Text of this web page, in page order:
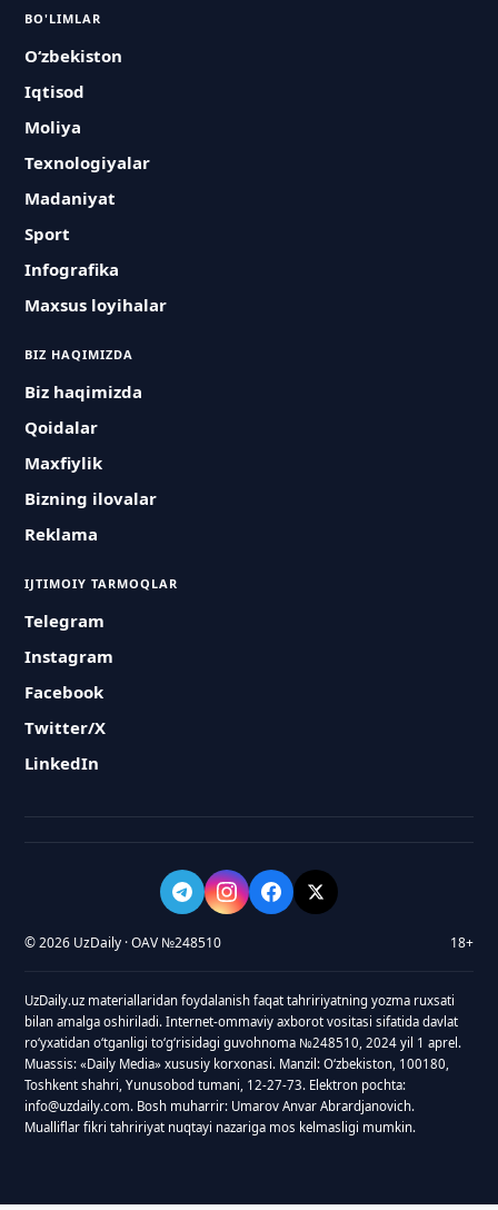
BO'LIMLAR
O‘zbekiston
Iqtisod
Moliya
Texnologiyalar
Madaniyat
Sport
Infografika
Maxsus loyihalar
BIZ HAQIMIZDA
Biz haqimizda
Qoidalar
Maxfiylik
Bizning ilovalar
Reklama
IJTIMOIY TARMOQLAR
Telegram
Instagram
Facebook
Twitter/X
LinkedIn
© 2026 UzDaily · OAV №248510 18+
UzDaily.uz materiallaridan foydalanish faqat tahririyatning yozma ruxsati
bilan amalga oshiriladi. Internet-ommaviy axborot vositasi sifatida davlat
roʻyxatidan oʻtganligi toʻgʻrisidagi guvohnoma №248510, 2024 yil 1 aprel.
Muassis: «Daily Media» xususiy korxonasi. Manzil: Oʻzbekiston, 100180,
Toshkent shahri, Yunusobod tumani, 12-27-73. Elektron pochta:
info@uzdaily.com. Bosh muharrir: Umarov Anvar Abrardjanovich.
Mualliflar fikri tahririyat nuqtayi nazariga mos kelmasligi mumkin.